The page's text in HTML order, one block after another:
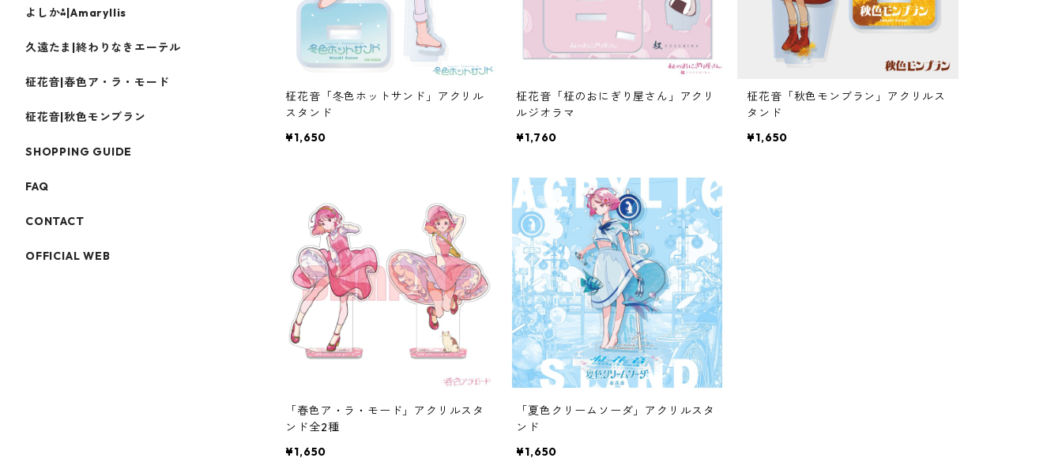
柾花音「冬色ホットサンド」アクリル
スタンド
¥1,650
柾花音「柾のおにぎり屋さん」アクリ
ルジオラマ
¥1,760
柾花音「秋色モンブラン」アクリルス
タンド
¥1,650
「春色ア・ラ・モード」アクリルスタ
ンド全2種
¥1,650
「夏色クリームソーダ」アクリルスタ
ンド
¥1,650
よしか⁂|Amaryllis
久遠たま|終わりなきエーテル
柾花音|春色ア・ラ・モード
柾花音|秋色モンブラン
SHOPPING GUIDE
FAQ
CONTACT
OFFICIAL WEB